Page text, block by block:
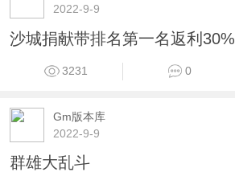
2022-9-9
沙城捐献带排名第一名返利30%
3231 0
Gm版本库
2022-9-9
群雄大乱斗